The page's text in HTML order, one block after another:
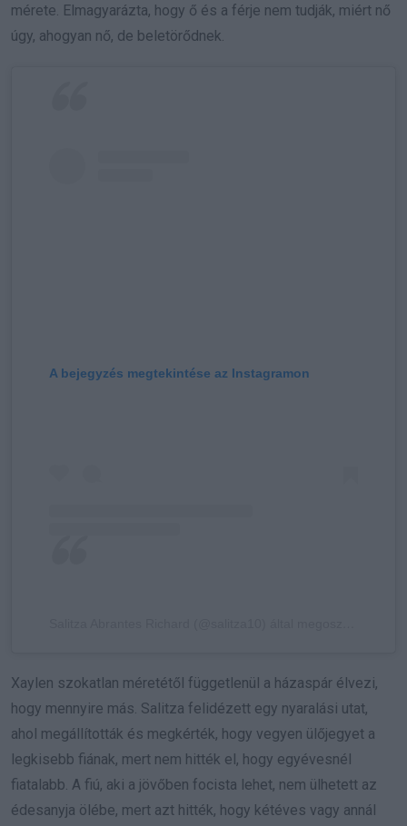
mérete. Elmagyarázta, hogy ő és a férje nem tudják, miért nő
úgy, ahogyan nő, de beletörődnek.
A bejegyzés megtekintése az Instagramon
Xaylen szokatlan méretétől függetlenül a házaspár élvezi,
hogy mennyire más. Salitza felidézett egy nyaralási utat,
ahol megállították és megkérték, hogy vegyen ülőjegyet a
legkisebb fiának, mert nem hitték el, hogy egyévesnél
fiatalabb. A fiú, aki a jövőben focista lehet, nem ülhetett az
édesanyja ölébe, mert azt hitték, hogy kétéves vagy annál